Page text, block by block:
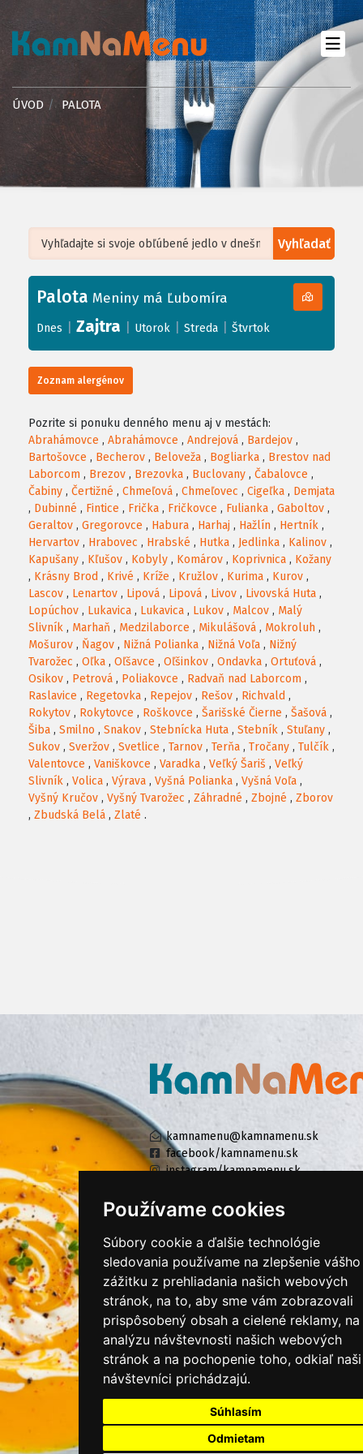
Používame cookies
Súbory cookie a ďalšie technológie
sledovania používame na zlepšenie vášho
zážitku z prehliadania našich webových
stránok, na to, aby sme vám zobrazovali
prispôsobený obsah a cielené reklamy, na
analýzu návštevnosti našich webových
stránok a na pochopenie toho, odkiaľ naši
návštevníci prichádzajú.
Súhlasím
Odmietam
ÚVOD PALOTA
Vyhľadať
+
−
Leaflet| ©OpenStreetMap, Tiles courtesy ofHumanitarian OpenStreetMap
Palota Meniny má Ľubomíra
Dnes Zajtra Utorok Streda Štvrtok
Zoznam alergénov
Pozrite si ponuku denného menu aj v mestách:
Abrahámovce , Abrahámovce , Andrejová , Bardejov ,
Bartošovce , Becherov , Beloveža , Bogliarka , Brestov nad
Laborcom , Brezov , Brezovka , Buclovany , Čabalovce ,
Čabiny , Čertižné , Chmeľová , Chmeľovec , Cigeľka , Demjata
, Dubinné , Fintice , Frička , Fričkovce , Fulianka , Gaboltov ,
Geraltov , Gregorovce , Habura , Harhaj , Hažlín , Hertník ,
Hervartov , Hrabovec , Hrabské , Hutka , Jedlinka , Kalinov ,
Kapušany , Kľušov , Kobyly , Komárov , Koprivnica , Kožany
, Krásny Brod , Krivé , Kríže , Kružlov , Kurima , Kurov ,
Lascov , Lenartov , Lipová , Lipová , Livov , Livovská Huta ,
Lopúchov , Lukavica , Lukavica , Lukov , Malcov , Malý
Slivník , Marhaň , Medzilaborce , Mikulášová , Mokroluh ,
Mošurov , Ňagov , Nižná Polianka , Nižná Voľa , Nižný
Tvarožec , Oľka , Oľšavce , Oľšinkov , Ondavka , Ortuťová ,
Osikov , Petrová , Poliakovce , Radvaň nad Laborcom ,
Raslavice , Regetovka , Repejov , Rešov , Richvald ,
Rokytov , Rokytovce , Roškovce , Šarišské Čierne , Šašová ,
Šiba , Smilno , Snakov , Stebnícka Huta , Stebník , Stuľany ,
Sukov , Sveržov , Svetlice , Tarnov , Terňa , Tročany , Tulčík ,
Valentovce , Vaniškovce , Varadka , Veľký Šariš , Veľký
Slivník , Volica , Výrava , Vyšná Polianka , Vyšná Voľa ,
Vyšný Kručov , Vyšný Tvarožec , Záhradné , Zbojné , Zborov
, Zbudská Belá , Zlaté .
kamnamenu@kamnamenu.sk
facebook/kamnamenu.sk
instagram/kamnamenu.sk
PRIHLÁSIŤ SA DO ZÁKAZNÍCKEJ ZÓNY
Všeobecné obchodné podmienky
Ochrana osobných údajov
Cookies
Moje KamNaMenu
Pridať reštauráciu